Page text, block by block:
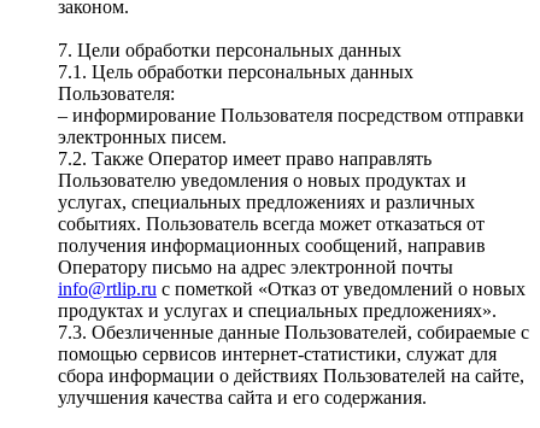
законом.
7. Цели обработки персональных данных
7.1. Цель обработки персональных данных
Пользователя:
– информирование Пользователя посредством отправки
электронных писем.
7.2. Также Оператор имеет право направлять
Пользователю уведомления о новых продуктах и
услугах, специальных предложениях и различных
событиях. Пользователь всегда может отказаться от
получения информационных сообщений, направив
Оператору письмо на адрес электронной почты
info@rtlip.ru с пометкой «Отказ от уведомлений о новых
продуктах и услугах и специальных предложениях».
7.3. Обезличенные данные Пользователей, собираемые с
помощью сервисов интернет-статистики, служат для
сбора информации о действиях Пользователей на сайте,
улучшения качества сайта и его содержания.